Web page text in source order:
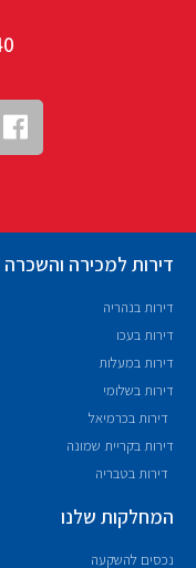
דירות למכירה והשכרה
דירות בנהריה
דירות בעכו
דירות במעלות
דירות בשלומי
דירות בכרמיאל
דירות בקריית שמונה
דירות בטבריה
המחלקות שלנו
נכסים להשקעה